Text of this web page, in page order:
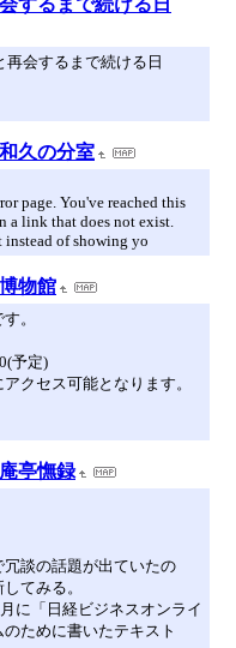
会するまで続ける日
久の分室
page. You've reached this
a link that does not exist.
of showing yo
物館
。
予定)
クセス可能となります。
亭憮録
談の話題が出ていたの
てみる。
に「日経ビジネスオンライ
ために書いたテキスト